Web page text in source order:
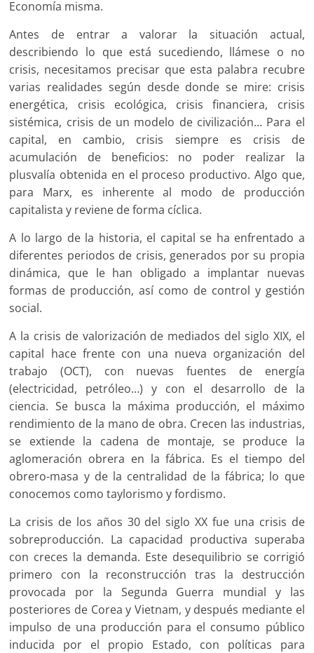
Economía misma.
Antes de entrar a valorar la situación actual,
describiendo lo que está sucediendo, llámese o no
crisis, necesitamos precisar que esta palabra recubre
varias realidades según desde donde se mire: crisis
energética, crisis ecológica, crisis financiera, crisis
sistémica, crisis de un modelo de civilización… Para el
capital, en cambio, crisis siempre es crisis de
acumulación de beneficios: no poder realizar la
plusvalía obtenida en el proceso productivo. Algo que,
para Marx, es inherente al modo de producción
capitalista y reviene de forma cíclica.
A lo largo de la historia, el capital se ha enfrentado a
diferentes periodos de crisis, generados por su propia
dinámica, que le han obligado a implantar nuevas
formas de producción, así como de control y gestión
social.
A la crisis de valorización de mediados del siglo XIX, el
capital hace frente con una nueva organización del
trabajo (OCT), con nuevas fuentes de energía
(electricidad, petróleo…) y con el desarrollo de la
ciencia. Se busca la máxima producción, el máximo
rendimiento de la mano de obra. Crecen las industrias,
se extiende la cadena de montaje, se produce la
aglomeración obrera en la fábrica. Es el tiempo del
obrero-masa y de la centralidad de la fábrica; lo que
conocemos como taylorismo y fordismo.
La crisis de los años 30 del siglo XX fue una crisis de
sobreproducción. La capacidad productiva superaba
con creces la demanda. Este desequilibrio se corrigió
primero con la reconstrucción tras la destrucción
provocada por la Segunda Guerra mundial y las
posteriores de Corea y Vietnam, y después mediante el
impulso de una producción para el consumo público
inducida por el propio Estado, con políticas para